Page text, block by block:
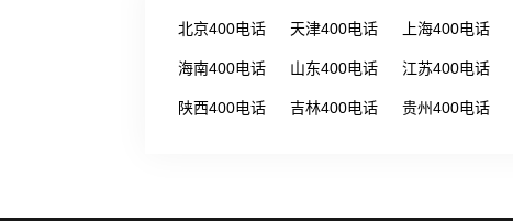
北京400电话 天津400电话 上海400电话
海南400电话 山东400电话 江苏400电话
陕西400电话 吉林400电话 贵州400电话